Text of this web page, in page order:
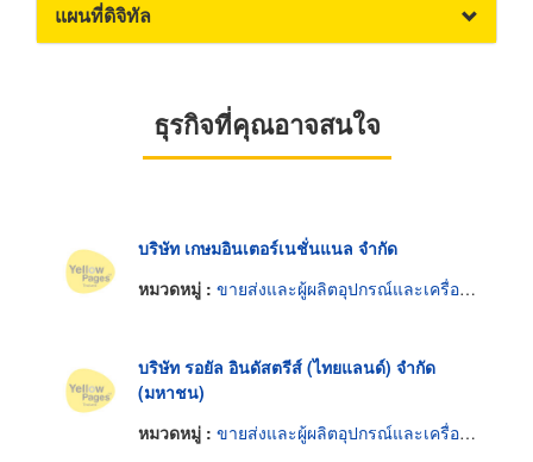
แผนที่ดิจิทัล
ธุรกิจที่คุณอาจสนใจ
บริษัท เกษมอินเตอร์เนชั่นแนล จำกัด
หมวดหมู่ : ขายส่งและผู้ผลิตอุปกรณ์และเครื่องใช้เด็กอ่อน
บริษัท รอยัล อินดัสตรีส์ (ไทยแลนด์) จำกัด
(มหาชน)
หมวดหมู่ : ขายส่งและผู้ผลิตอุปกรณ์และเครื่องใช้เด็กอ่อน